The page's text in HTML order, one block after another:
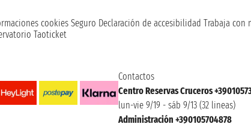
cookies Seguro Declaración de accesibilidad Trabaja con
Taoticket
Contactos
Centro Reservas Cruceros
lun-vie 9/19 - sáb 9/13 (32 lineas)
Administración +390105704878